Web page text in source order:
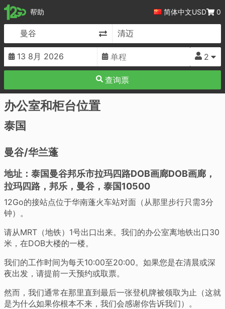
12Go 帮助 简体中文USD 0
更改目的地
2
查询票
办公室和柜台位置
泰国
曼谷/华兰蓬
地址：泰国曼谷邦乐市拉玛四路DOB画廊DOB画廊，
拉玛四路，邦乐，曼谷，泰国10500
12Go的接站点位于华南蓬火车站对面（从那里步行只需3分
钟）。
请从MRT（地铁）1号出口出来。我们的办公室离地铁出口30
米，在DOB大楼的一楼。
我们的工作时间为每天10:00至20:00。如果您是在清晨或深
夜出发，请提前一天预约或取票。
然而，我们通常在那里直到最后一张登机牌被领取为止（这就
是为什么如果你根本不来，我们会感谢你告诉我们）。